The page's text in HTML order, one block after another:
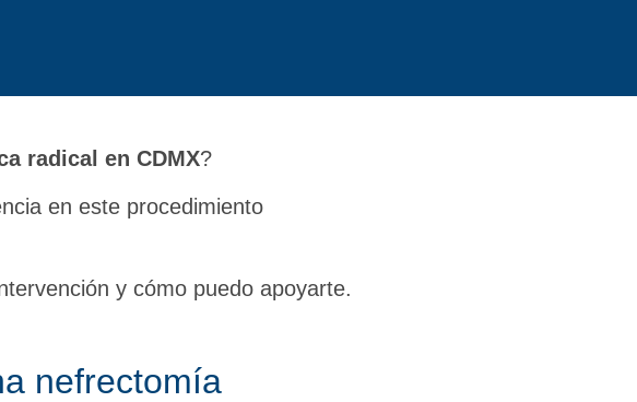
radical en CDMX?
en este procedimiento
y cómo puedo apoyarte.
nefrectomía